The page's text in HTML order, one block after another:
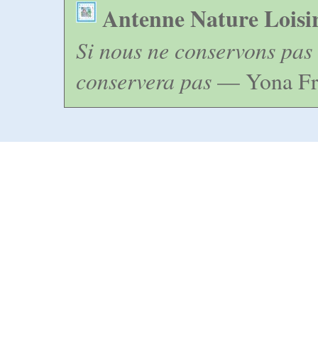
Antenne Nature
Si nous ne conservons
conservera pas— Yona